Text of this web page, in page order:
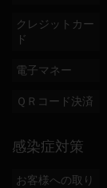
クレジットカー
ド
電子マネー
ＱＲコード決済
感染症対策
お客様への取り